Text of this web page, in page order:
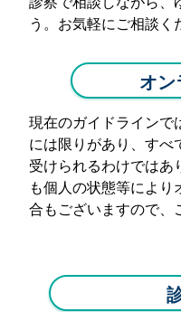
う。お気軽にご相談く
オン
現在のガイドラインで
には限りがあり、すべ
受けられるわけではあ
も個人の状態等によ
合もございますので、